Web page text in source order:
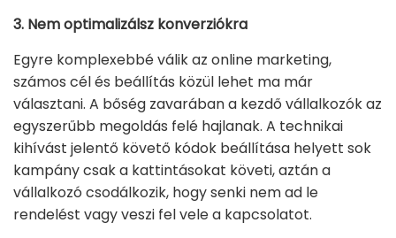
3. Nem optimalizálsz konverziókra
Egyre komplexebbé válik az online marketing,
számos cél és beállítás közül lehet ma már
választani. A bőség zavarában a kezdő vállalkozók az
egyszerűbb megoldás felé hajlanak. A technikai
kihívást jelentő követő kódok beállítása helyett sok
kampány csak a kattintásokat követi, aztán a
vállalkozó csodálkozik, hogy senki nem ad le
rendelést vagy veszi fel vele a kapcsolatot.